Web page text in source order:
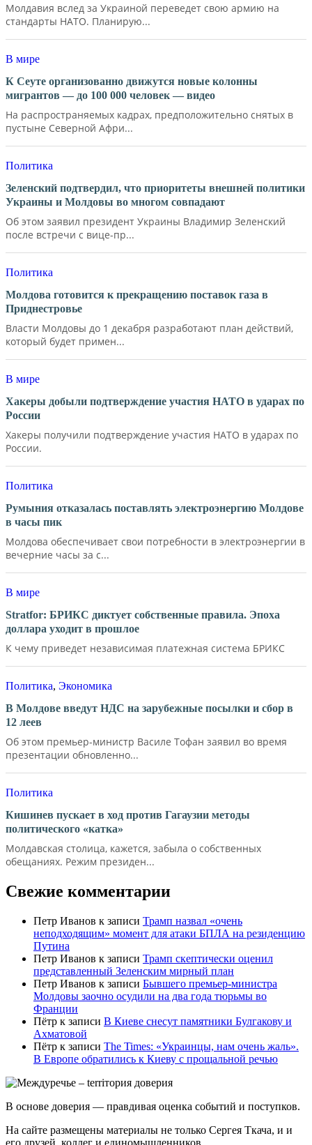
Молдавия вслед за Украиной переведет свою армию на
стандарты НАТО. Планирую...
В мире
К Сеуте организованно движутся новые колонны
мигрантов — до 100 000 человек — видео
На распространяемых кадрах, предположительно снятых в
пустыне Северной Афри...
Политика
Зеленский подтвердил, что приоритеты внешней политики
Украины и Молдовы во многом совпадают
Об этом заявил президент Украины Владимир Зеленский
после встречи с вице-пр...
Политика
Молдова готовится к прекращению поставок газа в
Приднестровье
Власти Молдовы до 1 декабря разработают план действий,
который будет примен...
В мире
Хакеры добыли подтверждение участия НАТО в ударах по
России
Хакеры получили подтверждение участия НАТО в ударах по
России.
Политика
Румыния отказалась поставлять электроэнергию Молдове
в часы пик
Молдова обеспечивает свои потребности в электроэнергии в
вечерние часы за с...
В мире
Stratfor: БРИКС диктует собственные правила. Эпоха
доллара уходит в прошлое
К чему приведет независимая платежная система БРИКС
Политика, Экономика
В Молдове введут НДС на зарубежные посылки и сбор в
12 леев
Об этом премьер-министр Василе Тофан заявил во время
презентации обновленно...
Политика
Кишинев пускает в ход против Гагаузии методы
политического «катка»
Молдавская столица, кажется, забыла о собственных
обещаниях. Режим президен...
Свежие комментарии
Петр Иванов к записи Трамп назвал «очень
неподходящим» момент для атаки БПЛА на резиденцию
Путина
Петр Иванов к записи Трамп скептически оценил
представленный Зеленским мирный план
Петр Иванов к записи Бывшего премьер-министра
Молдовы заочно осудили на два года тюрьмы во
Франции
Пётр к записи В Киеве снесут памятники Булгакову и
Ахматовой
Пётр к записи Тhe Times: «Украинцы, нам очень жаль».
В Европе обратились к Киеву с прощальной речью
В основе доверия — правдивая оценка событий и поступков.
На сайте размещены материалы не только Сергея Ткача, и и
его друзей, коллег и единомышленников.